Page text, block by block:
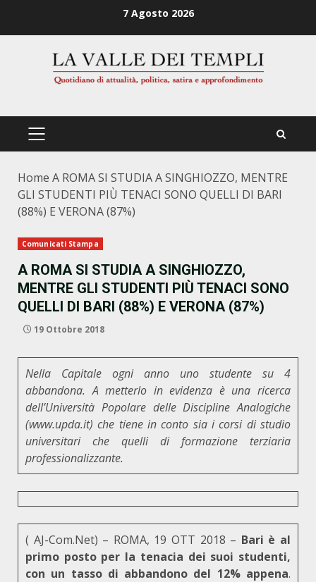
7 Agosto 2026
PRIMÄRES
Home A ROMA SI STUDIA A SINGHIOZZO, MENTRE
GLI STUDENTI PIÙ TENACI SONO QUELLI DI BARI
(88%) E VERONA (87%)
Comunicati Stampa
A ROMA SI STUDIA A SINGHIOZZO,
MENTRE GLI STUDENTI PIÙ TENACI SONO
QUELLI DI BARI (88%) E VERONA (87%)
19 Ottobre 2018
Nella Capitale ogni anno uno studente su 4
abbandona. A metterlo in evidenza è una ricerca
dell’Università Popolare delle Discipline Analogiche
(www.upda.it) che tiene in conto sia i corsi di studio
universitari che quelli di formazione terziaria
professionalizzante.
( AJ-Com.Net) – ROMA, 19 OTT 2018 – Bari è al
primo posto per la tenacia dei suoi studenti,
con un tasso di abbandono del 12% appena.